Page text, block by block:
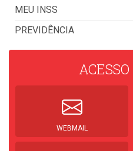
MEU INSS
PREVIDÊNCIA
ACESSO
WEBMAIL